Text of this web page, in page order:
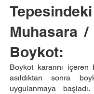
Tepesindeki
Muhasara
Boykot:
Boykot kararını içeren
asıldıktan sonra
uygulanmaya başladı.